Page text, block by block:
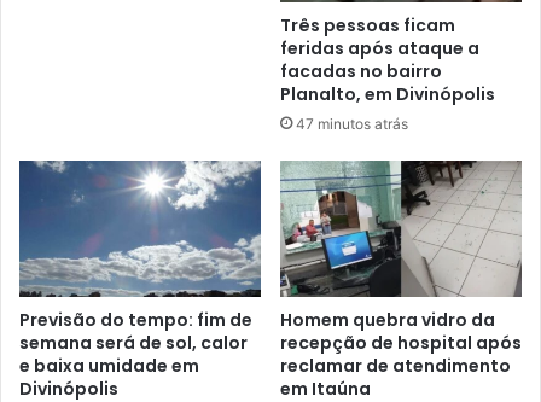
Três pessoas ficam
feridas após ataque a
facadas no bairro
Planalto, em Divinópolis
47 minutos atrás
Previsão do tempo: fim de
semana será de sol, calor
e baixa umidade em
Divinópolis
Homem quebra vidro da
recepção de hospital após
reclamar de atendimento
em Itaúna